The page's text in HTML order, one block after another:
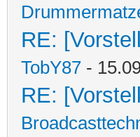
RE:
TobY87 -
RE: